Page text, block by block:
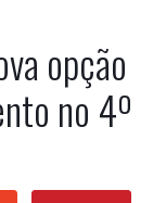
opção
no 4º